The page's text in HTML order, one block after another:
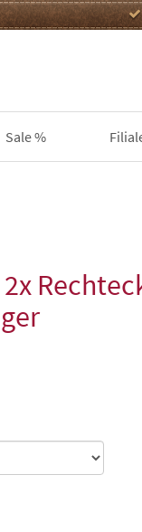
Sale %